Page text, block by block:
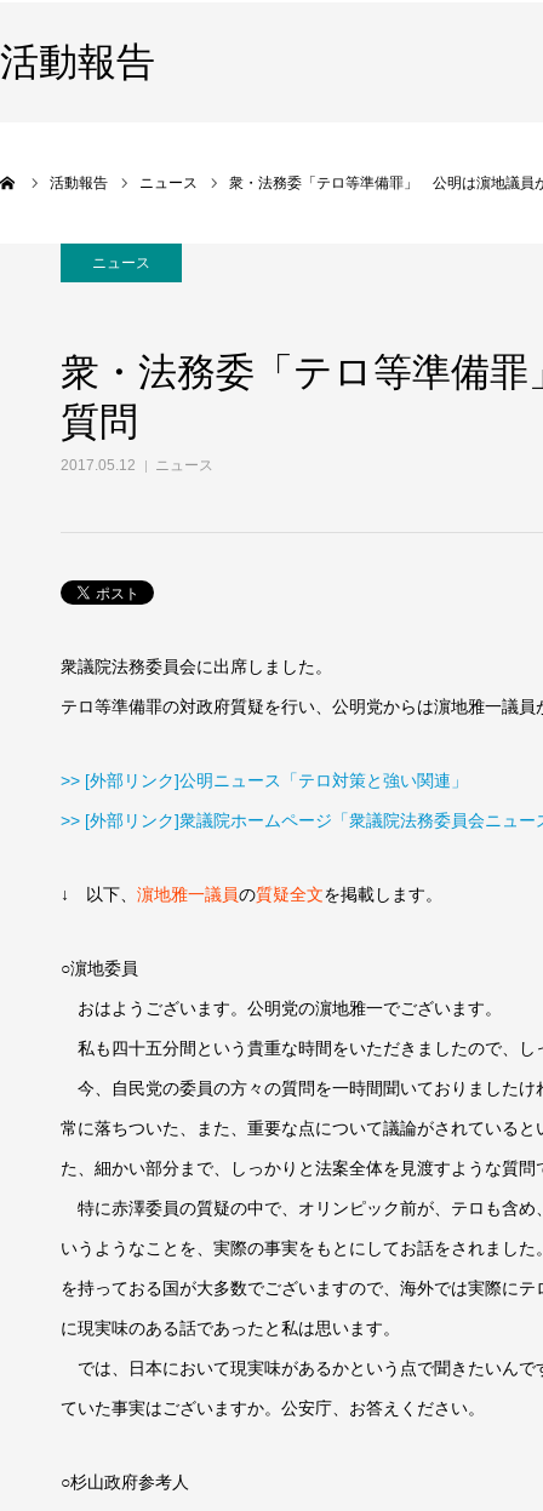
活動報告
活動報告 ニュース 衆・法務委「テロ等準備罪」 公明は濵地議員
ニュース
衆・法務委「テロ等準備
質問
2017.05.12 ニュース
衆議院法務委員会に出席しました。
テロ等準備罪の対政府質疑を行い、公明党からは濵地雅一議員
>> [外部リンク]公明ニュース「テロ対策と強い関連」
>> [外部リンク]衆議院ホームページ「衆議院法務委員会ニュー
↓ 以下、 濵地雅一議員の質疑全文を掲載します。
○濵地委員
おはようございます。公明党の濵地雅一でございます。
私も四十五分間という貴重な時間をいただきましたので、し
今、自民党の委員の方々の質問を一時間聞いておりました
常に落ちついた、また、重要な点について議論がされている
た、細かい部分まで、しっかりと法案全体を見渡すような質
特に赤澤委員の質疑の中で、オリンピック前が、テロも含
いうようなことを、実際の事実をもとにしてお話をされまし
を持っておる国が大多数でございますので、海外では実際に
に現実味のある話であったと私は思います。
では、日本において現実味があるかという点で聞きたいん
ていた事実はございますか。公安庁、お答えください。
○杉山政府参考人